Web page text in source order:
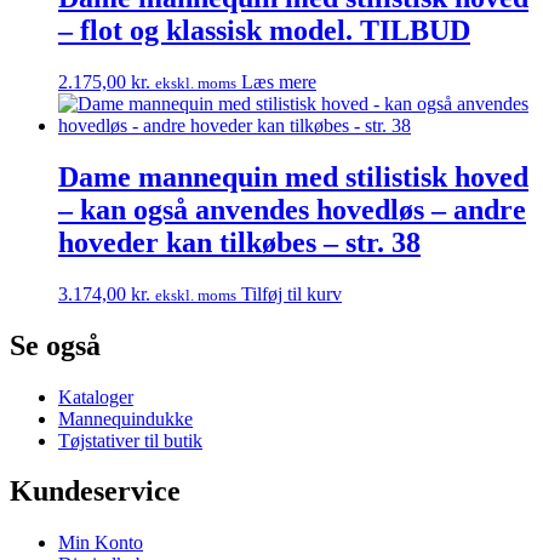
– flot og klassisk model. TILBUD
2.175,00 kr. ekskl. moms Læs mere
Dame mannequin med stilistisk hoved
– kan også anvendes hovedløs – andre
hoveder kan tilkøbes – str. 38
3.174,00 kr. ekskl. moms Tilføj til kurv
Se også
Kataloger
Mannequindukke
Tøjstativer til butik
Kundeservice
Min Konto